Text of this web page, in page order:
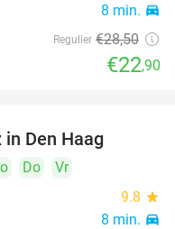
8 min. directions_car
Regulier €28,50
€22,90
Den Haag
Do
Vr
9.8 star
8 min. directions_car